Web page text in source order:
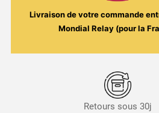
Livraison de votre commande
Mondial Relay (pour la
Retours sous 30j